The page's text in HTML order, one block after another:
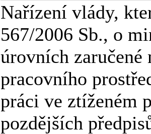
Nařízení vlády,
567/2006 Sb., o
úrovních zaručené
pracovního
práci ve ztíženém
pozdějších